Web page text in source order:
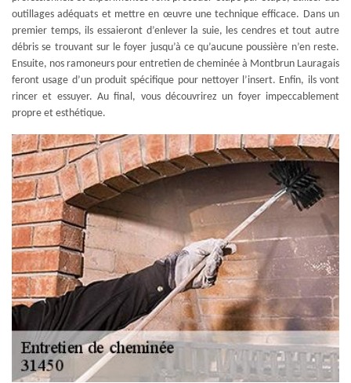
outillages adéquats et mettre en œuvre une technique efficace. Dans un
premier temps, ils essaieront d’enlever la suie, les cendres et tout autre
débris se trouvant sur le foyer jusqu’à ce qu’aucune poussière n’en reste.
Ensuite, nos ramoneurs pour entretien de cheminée à Montbrun Lauragais
feront usage d’un produit spécifique pour nettoyer l’insert. Enfin, ils vont
rincer et essuyer. Au final, vous découvrirez un foyer impeccablement
propre et esthétique.